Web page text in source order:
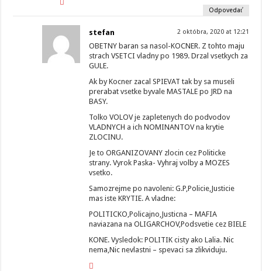
Odpovedať
stefan 2 októbra, 2020 at 12:21
OBETNY baran sa nasol-KOCNER. Z tohto maju
strach VSETCI vladny po 1989. Drzal vsetkych za
GULE.
Ak by Kocner zacal SPIEVAT tak by sa museli
prerabat vsetke byvale MASTALE po JRD na
BASY.
Tolko VOLOV je zapletenych do podvodov
VLADNYCH a ich NOMINANTOV na krytie
ZLOCINU.
Je to ORGANIZOVANY zlocin cez Politicke
strany. Vyrok Paska- Vyhraj volby a MOZES
vsetko.
Samozrejme po navoleni: G.P,Policie,Justicie
mas iste KRYTIE. A vladne:
POLITICKO,Policajno,Justicna – MAFIA
naviazana na OLIGARCHOV,Podsvetie cez BIELE
KONE. Vysledok: POLITIK cisty ako Lalia. Nic
nema,Nic nevlastni – spevaci sa zlikviduju.